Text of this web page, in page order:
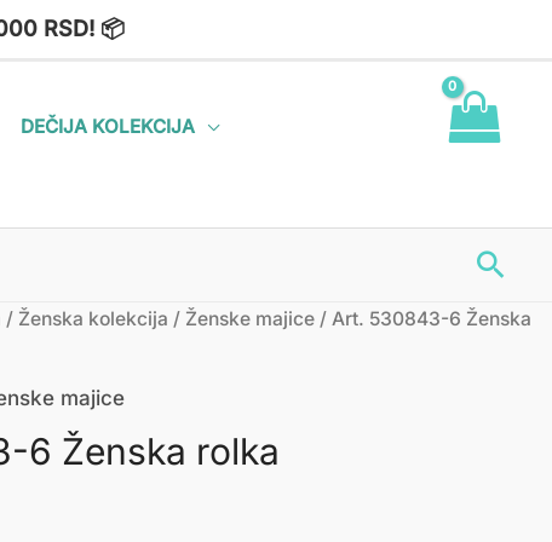
RSD! 📦
DEČIJA KOLEKCIJA
/ Ženska kolekcija / Ženske majice/ Art. 530843-6 Ženska
majice
6 Ženska rolka